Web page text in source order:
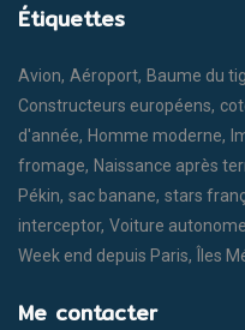
Étiquettes
Avion Aéroport Baume du
Constructeurs européens
d'année Homme moderne
fromage Naissance après
Pékin sac banane stars
interceptor Voiture autonome
Week end depuis Paris Îles
Me contacter